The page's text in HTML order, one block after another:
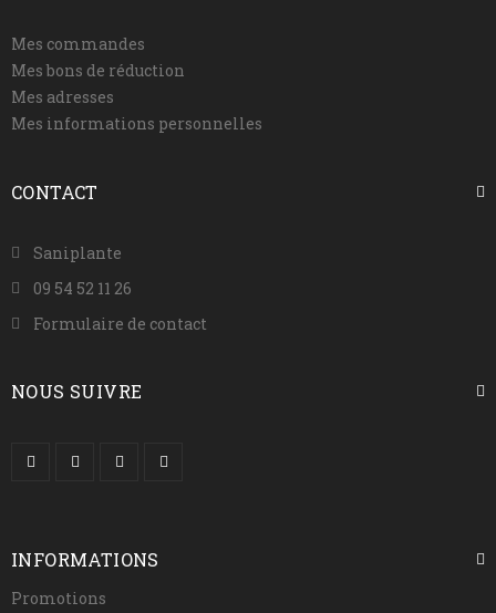
Mes commandes
Mes bons de réduction
Mes adresses
Mes informations personnelles
CONTACT
Saniplante
09 54 52 11 26
Formulaire de contact
NOUS SUIVRE
INFORMATIONS
Promotions